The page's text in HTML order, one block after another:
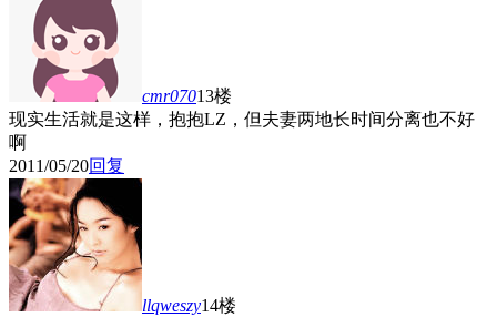
cmr07013楼
现实生活就是这样，抱抱LZ，但夫妻两地长时间分离也不好
啊
2011/05/20回复
llqweszy14楼